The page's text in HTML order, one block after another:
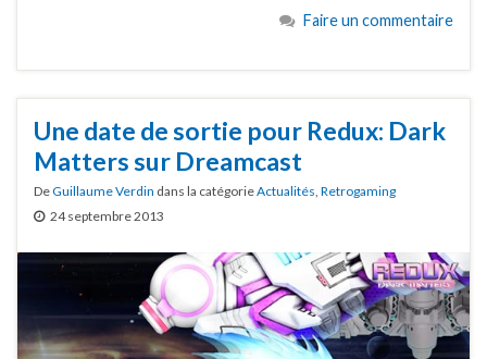
Faire un commentaire
Une date de sortie pour Redux: Dark
Matters sur Dreamcast
DeGuillaume Verdin dans la catégorieActualités Retrogaming
24 septembre 2013